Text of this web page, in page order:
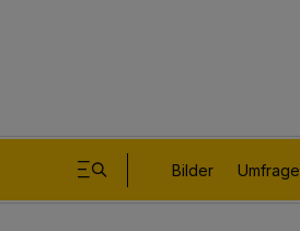
Bilder Umfrage